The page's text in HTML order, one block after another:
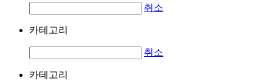
취소
카테고리
취소
카테고리